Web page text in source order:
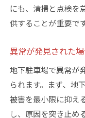
にも、清掃と点検を
供することが重要です
異常が発見された
地下駐車場で異常が
られます。まず、地
被害を最小限に抑え
し、原因を突き止め